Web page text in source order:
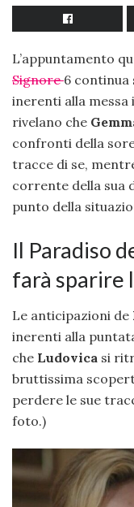
L’appuntamento
Signore6 continua
inerenti alla messa
rivelano che
confronti della
tracce di se,
corrente della sua
punto della
Il Paradiso
farà sparire
Le anticipazioni de
inerenti alla
che Ludovica si
bruttissima
perdere le sue
foto.)